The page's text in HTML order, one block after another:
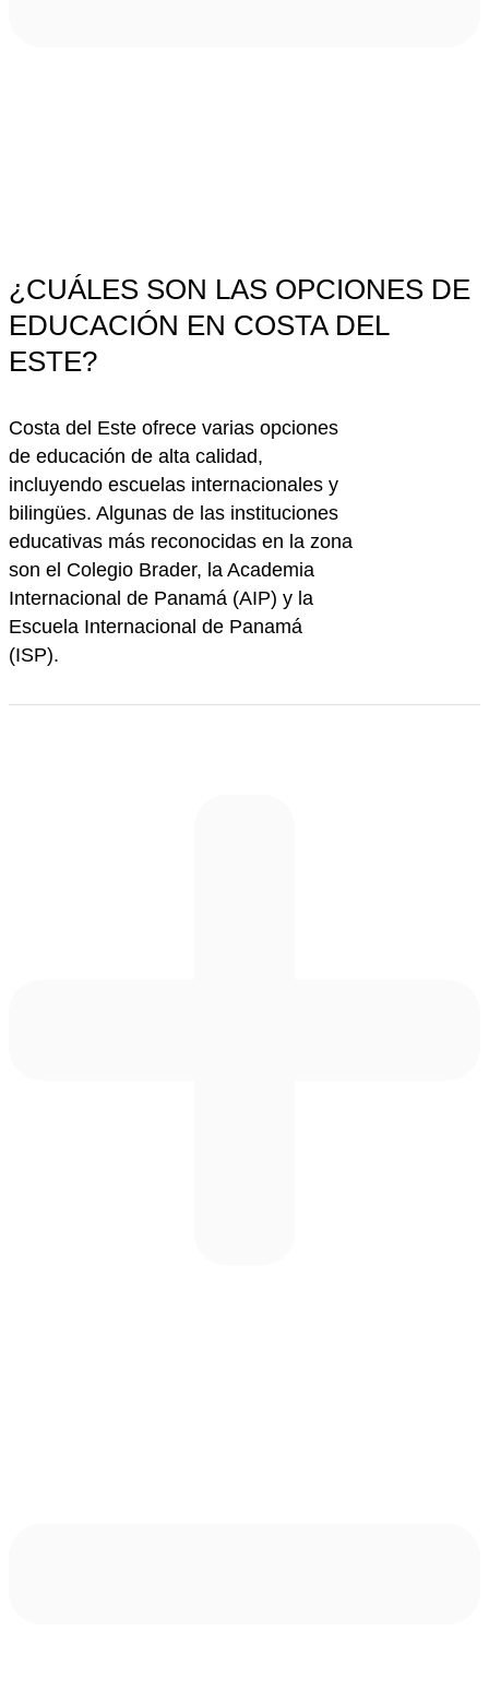
¿CUÁLES SON LAS OPCIONES DE
EDUCACIÓN EN COSTA DEL
ESTE?
Costa del Este ofrece varias opciones
de educación de alta calidad,
incluyendo escuelas internacionales y
bilingües. Algunas de las instituciones
educativas más reconocidas en la zona
son el Colegio Brader, la Academia
Internacional de Panamá (AIP) y la
Escuela Internacional de Panamá
(ISP).